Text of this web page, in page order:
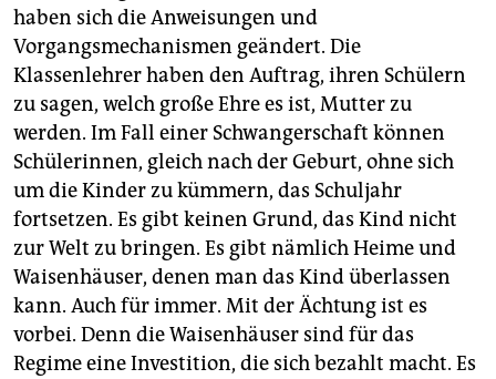
haben sich die Anweisungen und
Vorgangsmechanismen geändert. Die
Klassenlehrer haben den Auftrag, ihren Schülern
zu sagen, welch große Ehre es ist, Mutter zu
werden. Im Fall einer Schwangerschaft können
Schülerinnen, gleich nach der Geburt, ohne sich
um die Kinder zu kümmern, das Schuljahr
fortsetzen. Es gibt keinen Grund, das Kind nicht
zur Welt zu bringen. Es gibt nämlich Heime und
Waisenhäuser, denen man das Kind überlassen
kann. Auch für immer. Mit der Ächtung ist es
vorbei. Denn die Waisenhäuser sind für das
Regime eine Investition, die sich bezahlt macht. Es